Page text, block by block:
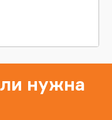
нужна